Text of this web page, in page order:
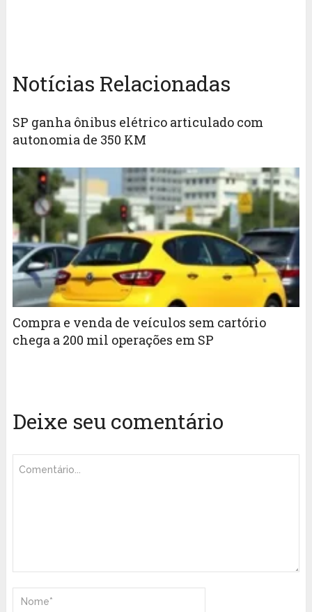
Notícias Relacionadas
SP ganha ônibus elétrico articulado com
autonomia de 350 KM
Compra e venda de veículos sem cartório
chega a 200 mil operações em SP
Deixe seu comentário